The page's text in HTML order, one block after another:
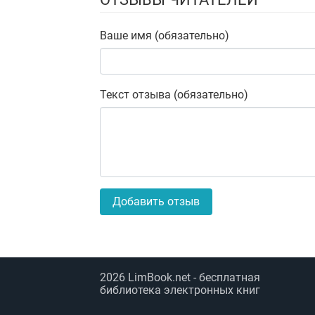
Ваше имя (обязательно)
Текст отзыва (обязательно)
Добавить отзыв
2026 LimBook.net - бесплатная
библиотека электронных книг